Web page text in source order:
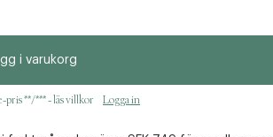
i varukorg
pris **/*** - läs villkor Logga in